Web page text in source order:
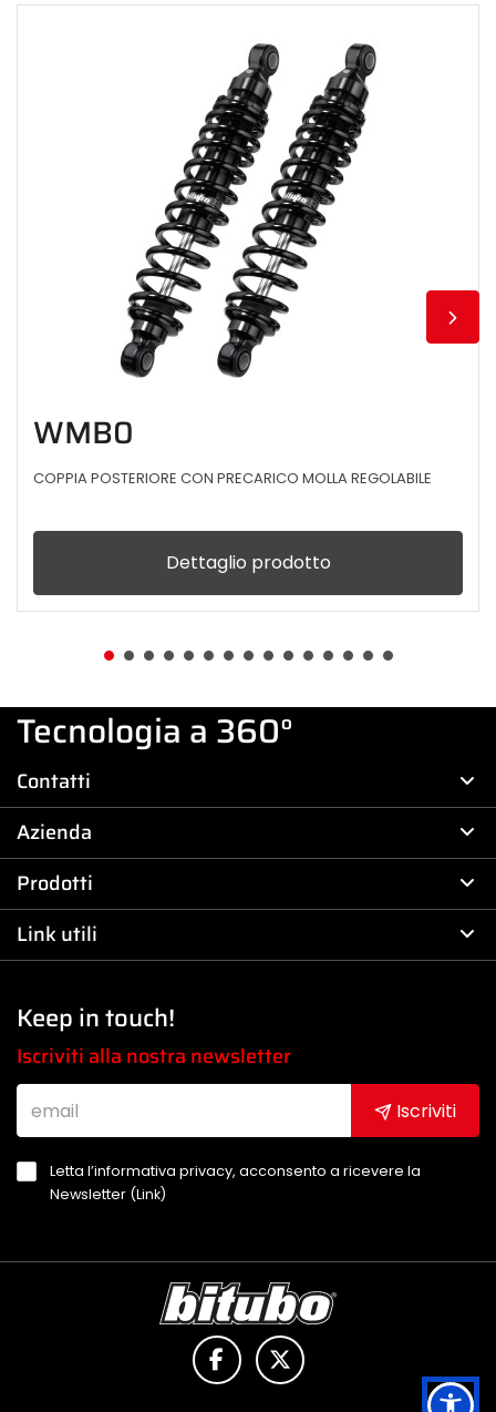
WMB0
COPPIA POSTERIORE CON PRECARICO MOLLA REGOLABILE
Dettaglio prodotto
Tecnologia a 360°
Contatti
Azienda
Prodotti
Link utili
Keep in touch!
Iscriviti alla nostra newsletter
Iscriviti
Letta l’informativa privacy, acconsento a ricevere la
Newsletter (Link)